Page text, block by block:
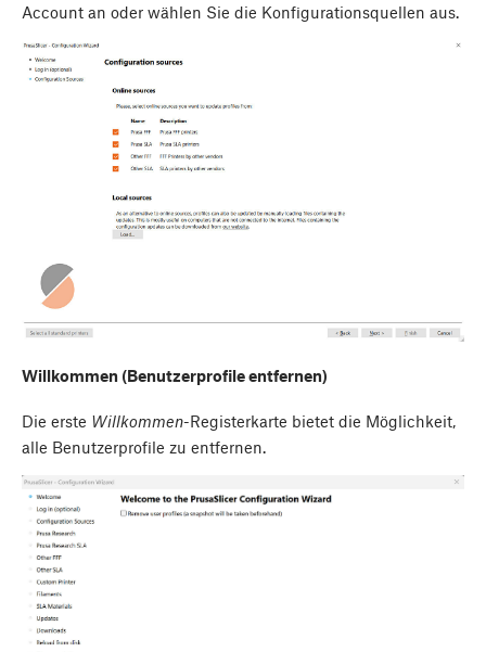
Account an oder wählen Sie die Konfigurationsquellen aus.
Willkommen (Benutzerprofile entfernen)
Die erste Willkommen-Registerkarte bietet die Möglichkeit,
alle Benutzerprofile zu entfernen.